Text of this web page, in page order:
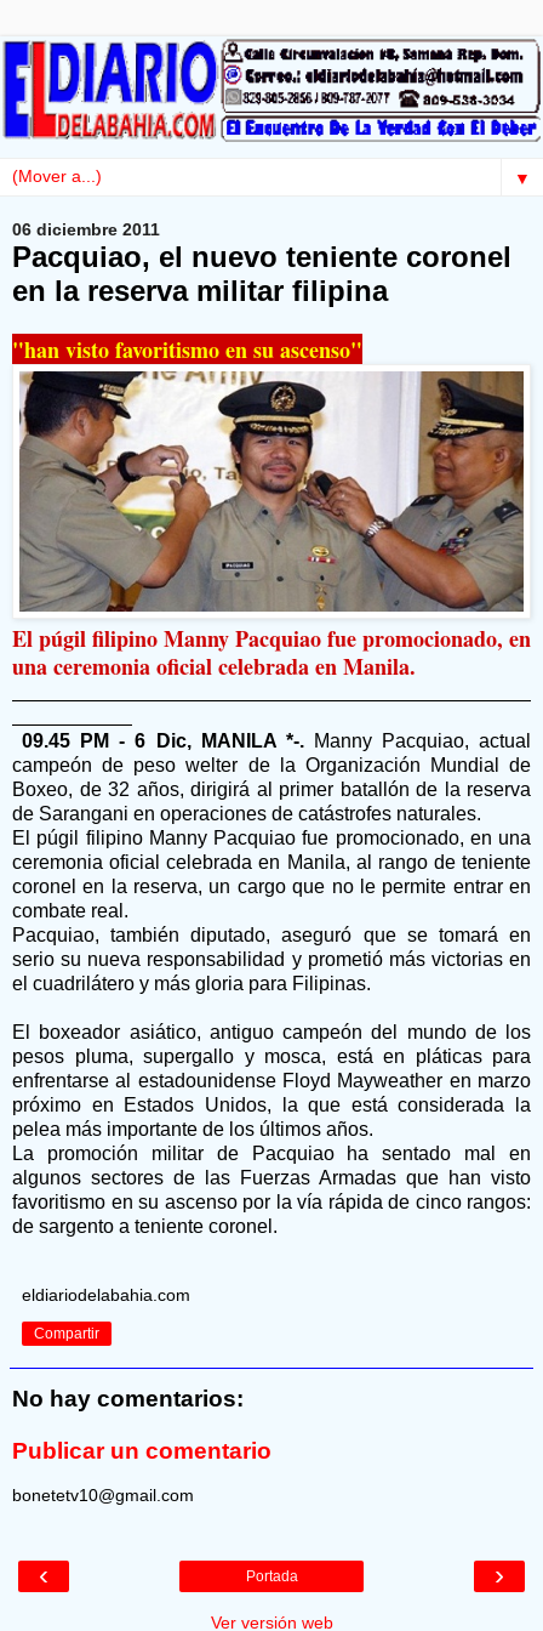
▼
06 diciembre 2011
Pacquiao, el nuevo teniente coronel
en la reserva militar filipina
"han visto favoritismo en su ascenso"
El púgil filipino Manny Pacquiao fue promocionado, en
una ceremonia oficial celebrada en Manila.
09.45 PM - 6 Dic, MANILA *-.Manny Pacquiao, actual
campeón de peso welter de la Organización Mundial de
Boxeo, de 32 años, dirigirá al primer batallón de la reserva
de Sarangani en operaciones de catástrofes naturales.
El púgil filipino Manny Pacquiao fue promocionado, en una
ceremonia oficial celebrada en Manila, al rango de teniente
coronel en la reserva, un cargo que no le permite entrar en
combate real.
Pacquiao, también diputado, aseguró que se tomará en
serio su nueva responsabilidad y prometió más victorias en
el cuadrilátero y más gloria para Filipinas.
El boxeador asiático, antiguo campeón del mundo de los
pesos pluma, supergallo y mosca, está en pláticas para
enfrentarse al estadounidense Floyd Mayweather en marzo
próximo en Estados Unidos, la que está considerada la
pelea más importante de los últimos años.
La promoción militar de Pacquiao ha sentado mal en
algunos sectores de las Fuerzas Armadas que han visto
favoritismo en su ascenso por la vía rápida de cinco rangos:
de sargento a teniente coronel.
eldiariodelabahia.com
Compartir
No hay comentarios:
Publicar un comentario
bonetetv10@gmail.com
‹ ›
Portada
Ver versión web